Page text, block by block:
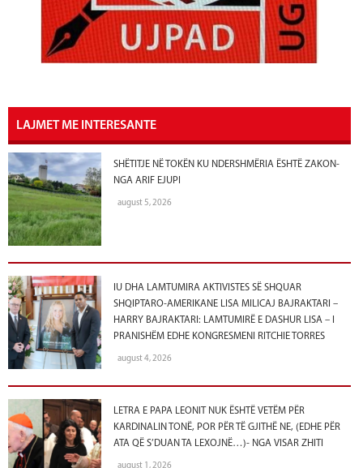
LAJMET ME INTERESANTE
SHËTITJE NË TOKËN KU NDERSHMËRIA ËSHTË ZAKON-
NGA ARIF EJUPI
august 5, 2026
IU DHA LAMTUMIRA AKTIVISTES SË SHQUAR
SHQIPTARO-AMERIKANE LISA MILICAJ BAJRAKTARI –
HARRY BAJRAKTARI: LAMTUMIRË E DASHUR LISA – I
PRANISHËM EDHE KONGRESMENI RITCHIE TORRES
august 4, 2026
LETRA E PAPA LEONIT NUK ËSHTË VETËM PËR
KARDINALIN TONË, POR PËR TË GJITHË NE, (EDHE PËR
ATA QË S’DUAN TA LEXOJNË…)- NGA VISAR ZHITI
august 1, 2026